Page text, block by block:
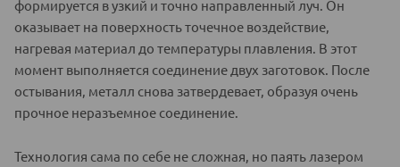
формируется в узкий и точно направленный луч. Он
оказывает на поверхность точечное воздействие,
нагревая материал до температуры плавления. В этот
момент выполняется соединение двух заготовок. После
остывания, металл снова затвердевает, образуя очень
прочное неразъемное соединение.
Технология сама по себе не сложная, но паять лазером